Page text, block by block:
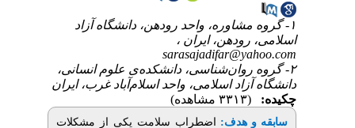
واحد رودهن، دانشگاه آزاد
ایران ،
روان‌شناسی، دانشکده‌ی علوم انسانی،
اسلامی، واحد اسلام‌آباد غرب، ایران
اضطراب سلامت یکی از مشکلات